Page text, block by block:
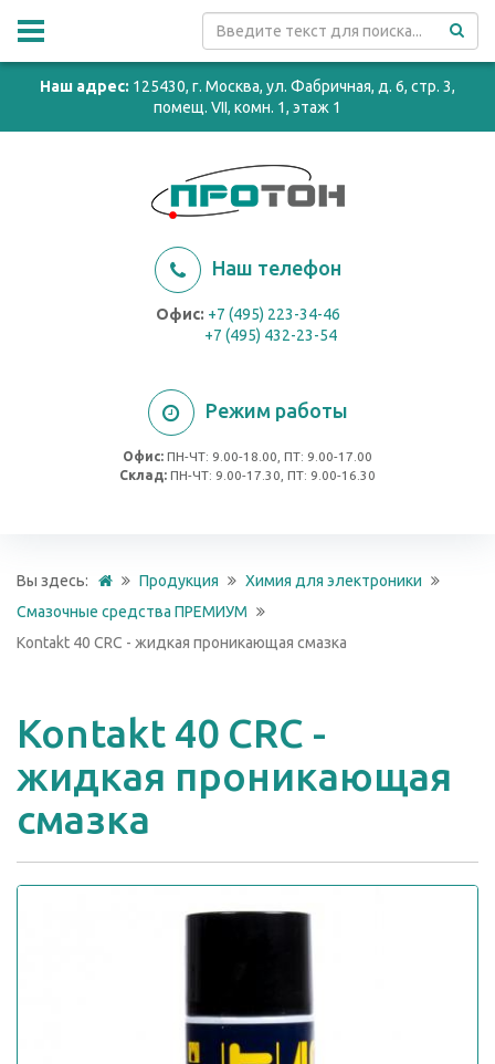
Наш адрес: 125430, г. Москва, ул. Фабричная, д. 6, стр. 3,
помещ. VII, комн. 1, этаж 1
Наш телефон
Офис: +7 (495) 223-34-46
+7 (495) 432-23-54
Режим работы
Офис: ПН-ЧТ: 9.00-18.00, ПТ: 9.00-17.00
Cклад: ПН-ЧТ: 9.00-17.30, ПТ: 9.00-16.30
Вы здесь: Продукция
Химия для электроники
Смазочные средства ПРЕМИУМ
Kontakt 40 CRC - жидкая проникающая смазка
Kontakt 40 CRC -
жидкая проникающая
смазка